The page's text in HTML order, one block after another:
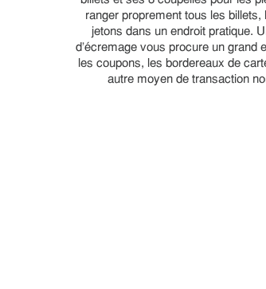
ranger proprement tous les billets,
jetons dans un endroit pratique.
d'écremage vous procure un grand
les coupons, les bordereaux de
autre moyen de transaction